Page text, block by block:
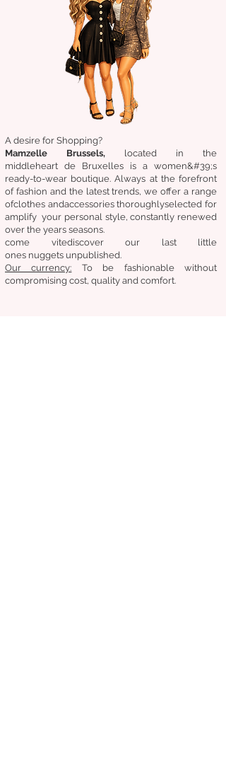
A desire for Shopping?
Mamzelle Brussels, located in the
middleheart de Bruxelles is a women&#39;s
ready-to-wear boutique. Always at the forefront
of fashion and the latest trends, we offer a range
ofclothes andaccessories thoroughlyselected for
amplify your personal style, constantly renewed
over the years seasons.
come vitediscoverour last little
ones nuggets unpublished.
Our currency:
To be fashionable without
compromising cost, quality and comfort.